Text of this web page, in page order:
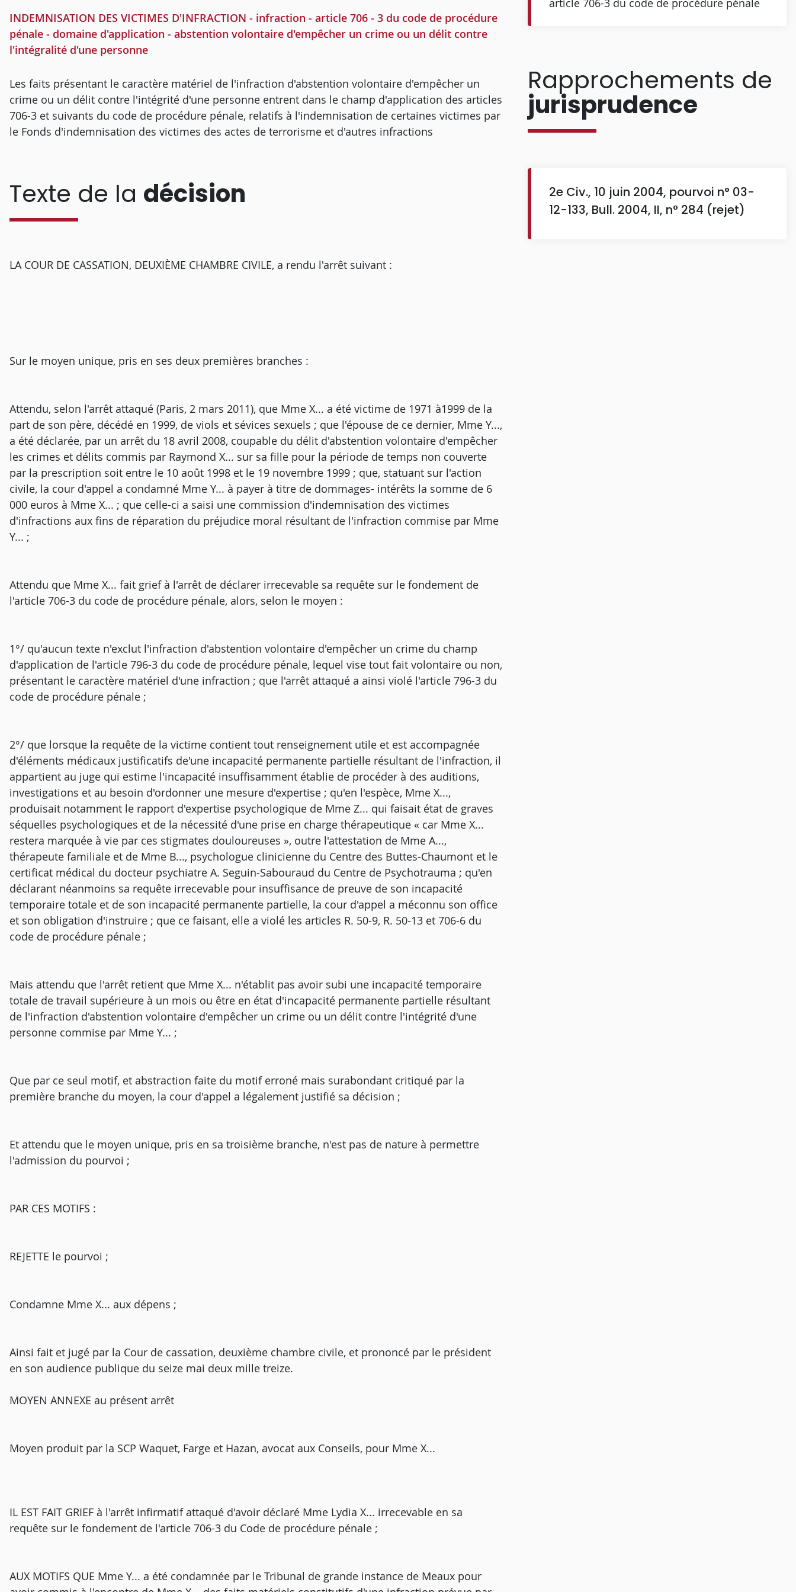
INDEMNISATION DES VICTIMES D'INFRACTION - infraction - article 706 - 3 du code de procédure
pénale - domaine d'application - abstention volontaire d'empêcher un crime ou un délit contre
l'intégralité d'une personne
Les faits présentant le caractère matériel de l'infraction d'abstention volontaire d'empêcher un
crime ou un délit contre l'intégrité d'une personne entrent dans le champ d'application des articles
706-3 et suivants du code de procédure pénale, relatifs à l'indemnisation de certaines victimes par
le Fonds d'indemnisation des victimes des actes de terrorisme et d'autres infractions
Texte de la décision
LA COUR DE CASSATION, DEUXIÈME CHAMBRE CIVILE, a rendu l'arrêt suivant :
Sur le moyen unique, pris en ses deux premières branches :
Attendu, selon l'arrêt attaqué (Paris, 2 mars 2011), que Mme X... a été victime de 1971 à1999 de la
part de son père, décédé en 1999, de viols et sévices sexuels ; que l'épouse de ce dernier, Mme Y...,
a été déclarée, par un arrêt du 18 avril 2008, coupable du délit d'abstention volontaire d'empêcher
les crimes et délits commis par Raymond X... sur sa fille pour la période de temps non couverte
par la prescription soit entre le 10 août 1998 et le 19 novembre 1999 ; que, statuant sur l'action
civile, la cour d'appel a condamné Mme Y... à payer à titre de dommages- intérêts la somme de 6
000 euros à Mme X... ; que celle-ci a saisi une commission d'indemnisation des victimes
d'infractions aux fins de réparation du préjudice moral résultant de l'infraction commise par Mme
Y... ;
Attendu que Mme X... fait grief à l'arrêt de déclarer irrecevable sa requête sur le fondement de
l'article 706-3 du code de procédure pénale, alors, selon le moyen :
1°/ qu'aucun texte n'exclut l'infraction d'abstention volontaire d'empêcher un crime du champ
d'application de l'article 796-3 du code de procédure pénale, lequel vise tout fait volontaire ou non,
présentant le caractère matériel d'une infraction ; que l'arrêt attaqué a ainsi violé l'article 796-3 du
code de procédure pénale ;
2°/ que lorsque la requête de la victime contient tout renseignement utile et est accompagnée
d'éléments médicaux justificatifs de'une incapacité permanente partielle résultant de l'infraction, il
appartient au juge qui estime l'incapacité insuffisamment établie de procéder à des auditions,
investigations et au besoin d'ordonner une mesure d'expertise ; qu'en l'espèce, Mme X...,
produisait notamment le rapport d'expertise psychologique de Mme Z... qui faisait état de graves
séquelles psychologiques et de la nécessité d'une prise en charge thérapeutique « car Mme X...
restera marquée à vie par ces stigmates douloureuses », outre l'attestation de Mme A...,
thérapeute familiale et de Mme B..., psychologue clinicienne du Centre des Buttes-Chaumont et le
certificat médical du docteur psychiatre A. Seguin-Sabouraud du Centre de Psychotrauma ; qu'en
déclarant néanmoins sa requête irrecevable pour insuffisance de preuve de son incapacité
temporaire totale et de son incapacité permanente partielle, la cour d'appel a méconnu son office
et son obligation d'instruire ; que ce faisant, elle a violé les articles R. 50-9, R. 50-13 et 706-6 du
code de procédure pénale ;
Mais attendu que l'arrêt retient que Mme X... n'établit pas avoir subi une incapacité temporaire
totale de travail supérieure à un mois ou être en état d'incapacité permanente partielle résultant
de l'infraction d'abstention volontaire d'empêcher un crime ou un délit contre l'intégrité d'une
personne commise par Mme Y... ;
Que par ce seul motif, et abstraction faite du motif erroné mais surabondant critiqué par la
première branche du moyen, la cour d'appel a légalement justifié sa décision ;
Et attendu que le moyen unique, pris en sa troisième branche, n'est pas de nature à permettre
l'admission du pourvoi ;
PAR CES MOTIFS :
REJETTE le pourvoi ;
Condamne Mme X... aux dépens ;
Ainsi fait et jugé par la Cour de cassation, deuxième chambre civile, et prononcé par le président
en son audience publique du seize mai deux mille treize.
MOYEN ANNEXE au présent arrêt
Moyen produit par la SCP Waquet, Farge et Hazan, avocat aux Conseils, pour Mme X...
IL EST FAIT GRIEF à l'arrêt infirmatif attaqué d'avoir déclaré Mme Lydia X... irrecevable en sa
requête sur le fondement de l'article 706-3 du Code de procédure pénale ;
AUX MOTIFS QUE Mme Y... a été condamnée par le Tribunal de grande instance de Meaux pour
article 706-3 du code de procédure pénale
Rapprochements de
jurisprudence
2e Civ., 10 juin 2004, pourvoi n° 03-
12-133, Bull. 2004, II, n° 284 (rejet)